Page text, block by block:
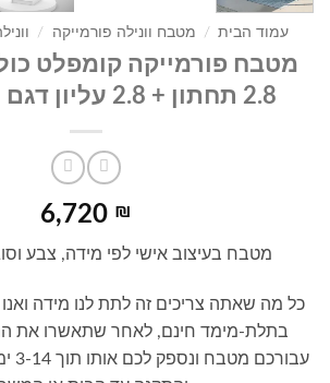
עמוד הבית / מטבח וונילה פורמייקה /
מטבח פורמייקה קומפלט
2.8 תחתון + 2.8 עליון דגם וונילה לבן
6,720 ₪
מטבח בעיצוב אישי לפי מידה, צבע וסוג
כל מה שאתה צריכים זה לתת לנו מידה
בתלת-מימד חינם, לאחר שתאשרו את